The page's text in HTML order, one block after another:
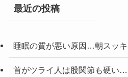
最近の投稿
睡眠の質が悪い原因…朝スッキ
首がツライ人は股関節も硬い…